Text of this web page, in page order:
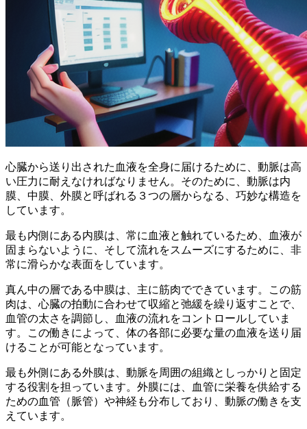
心臓から送り出された血液を全身に届けるために、動脈は高
い圧力に耐えなければなりません。そのために、動脈は内
膜、中膜、外膜と呼ばれる３つの層からなる、巧妙な構造を
しています。
最も内側にある内膜は、常に血液と触れているため、
血液が
固まらないように、そして流れをスムーズにするために、非
常に滑らかな表面をしています。
真ん中の層である中膜は、主に筋肉でできています。この筋
肉は、心臓の拍動に合わせて収縮と弛緩を繰り返すことで、
血管の太さを調節 し、血液の流れをコントロールしていま
す。この働きによって、体の各部に必要な量の血液を送り届
けることが可能となっています。
最も外側にある外膜は、 動脈を周囲の組織としっかりと固定
する役割を担っています。外膜には、血管に栄養を供給する
ための血管（脈管）や神経も分布しており、動脈の働きを支
えています。